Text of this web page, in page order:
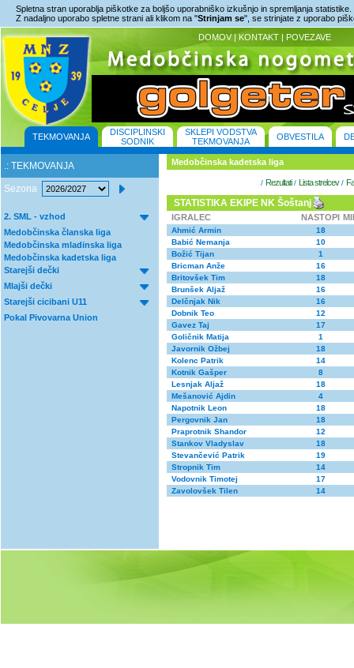
Spletna stran uporablja piškotke za boljšo uporabniško izkušnjo in spremljanja statistike.
Z nadaljno uporabo spletne strani ali klikom na "Strinjam se", se strinjate z uporabo
DOMOV | KONTAKT | POVEZAVE
TEKMOVANJA
DISCIPLINSKI
SODNIK
SKLEPI VODSTVA
TEKMOVANJA
OBVESTILA
.: TEKMOVANJA
Sezona
2. SML - vzhod
Medobčinska članska liga
Medobčinska mladinska liga
Medobčinska kadetska liga
Starejši dečki
Mlajši dečki
Starejši cicibani U11
Pokal Pivovarna Union
Medobčinska kadetska liga
/ Rezultati/ Lista strelcev/
STATISTIKA EKIPE NK Šoštanj
IGRALEC NASTOPI
Ahmić Armin
18
Babić Nemanja
10
Božić Tijan
1
Bricman Anže
16
Britovšek Tim
18
Brunšek Aljaž
16
Delčnjak Nik
16
Dobnik Teo
12
Gavez Taj
17
Goličnik Matija
1
Javornik Ožbej
18
Kolenc Patrik
14
Kotnik Gašper
8
Lesnjak Aljaž
18
Mešanović Ajdin
4
Napotnik Leon
18
Pergovnik Jan
18
Praprotnik Shandor
12
Stankov Vladyslav
18
Stevančević Patrik
19
Stropnik Tim
14
Vodovnik Timotej
17
Zavolovšek Tilen
14